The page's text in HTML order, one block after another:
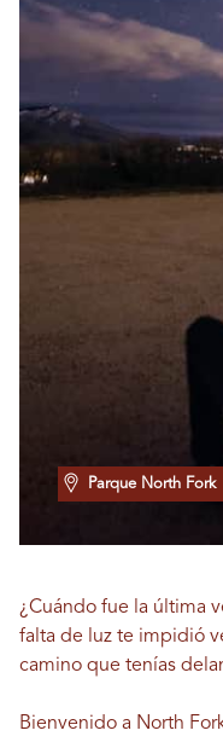
Parque North Fork
¿Cuándo fue la última
falta de luz te impidió
camino que tenías
Bienvenido a North